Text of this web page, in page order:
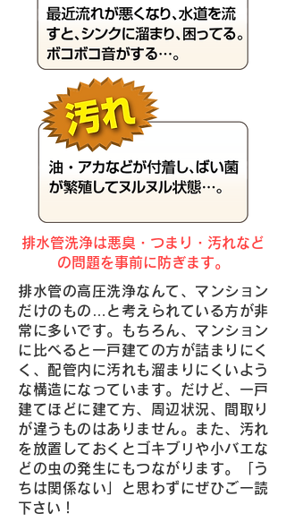
排水管洗浄は悪臭・つまり・汚れなど
の問題を事前に防ぎます。
排水管の高圧洗浄なんて、マンション
だけのもの…と考えられている方が非
常に多いです。もちろん、マンション
に比べると一戸建ての方が詰まりにく
く、配管内に汚れも溜まりにくいよう
な構造になっています。だけど、一戸
建てほどに建て方、周辺状況、間取り
が違うものはありません。また、汚れ
を放置しておくとゴキブリや小バエな
どの虫の発生にもつながります。「う
ちは関係ない」と思わずにぜひご一読
下さい！